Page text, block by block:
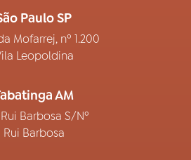
Paulo SP
Mofarrej, nº 1.200
Leopoldina
AM
Barbosa S/Nº
Rui Barbosa